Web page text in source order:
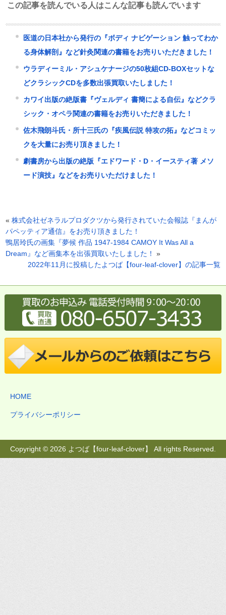
この記事を読んでいる人はこんな記事も読んでいます
医道の日本社から発行の『ボディ ナビゲーション 触ってわか
る身体解剖』など針灸関連の書籍をお売りいただきました！
ウラディーミル・アシュケナージの50枚組CD-BOXセットな
どクラシックCDを多数出張買取いたしました！
カワイ出版の絶版書『ヴェルディ 書簡による自伝』などクラ
シック・オペラ関連の書籍をお売りいただきました！
佐木飛朗斗氏・所十三氏の『疾風伝説 特攻の拓』などコミッ
クを大量にお売り頂きました！
劇書房から出版の絶版『エドワード・D・イースティ著 メソ
ード演技』などをお売りいただけました！
«株式会社ゼネラルプロダクツから発行されていた会報誌『まんが
パペッティア通信』をお売り頂きました！
鴨居玲氏の画集『夢候 作品 1947-1984 CAMOY It Was All a
Dream』など画集本を出張買取いたしました！
»
2022年11月に投稿したよつば【four-leaf-clover】の記事一覧
HOME
プライバシーポリシー
Copyright © 2026 よつば【four-leaf-clover】 All rights Reserved.